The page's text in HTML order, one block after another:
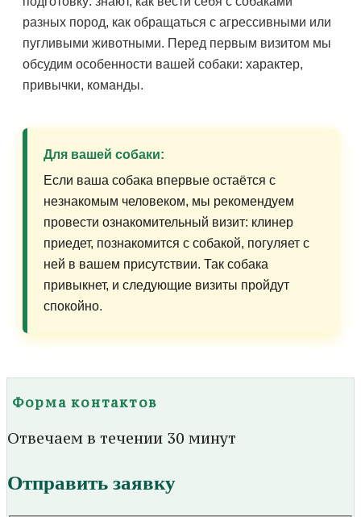
разных пород, как обращаться с агрессивными или
пугливыми животными. Перед первым визитом мы
обсудим особенности вашей собаки: характер,
привычки, команды.
Для вашей собаки:
Если ваша собака впервые остаётся с
незнакомым человеком, мы рекомендуем
провести ознакомительный визит: клинер
приедет, познакомится с собакой, погуляет с
ней в вашем присутствии. Так собака
привыкнет, и следующие визиты пройдут
спокойно.
Форма контактов
Отвечаем в течении 30 минут
Отправить заявку